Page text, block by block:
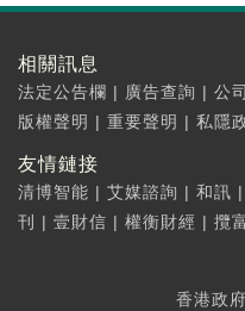
相關訊息
法定公告欄 | 廣告查詢 | 公
版權聲明 | 重要聲明 | 私隱
友情鏈接
清博智能 | 艾媒諮詢 | 和訊 |
刊
| 壹財信 | 權衡財經 | 攬
香港政